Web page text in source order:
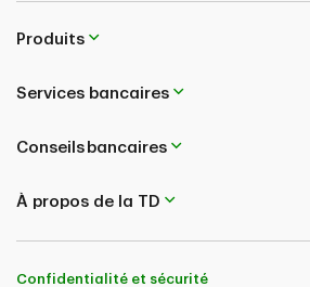
Produits
Services bancaires
Conseils bancaires
À propos de la TD
Confidentialité et sécurité